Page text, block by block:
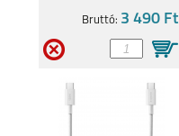
Bruttó: 3 490 Ft